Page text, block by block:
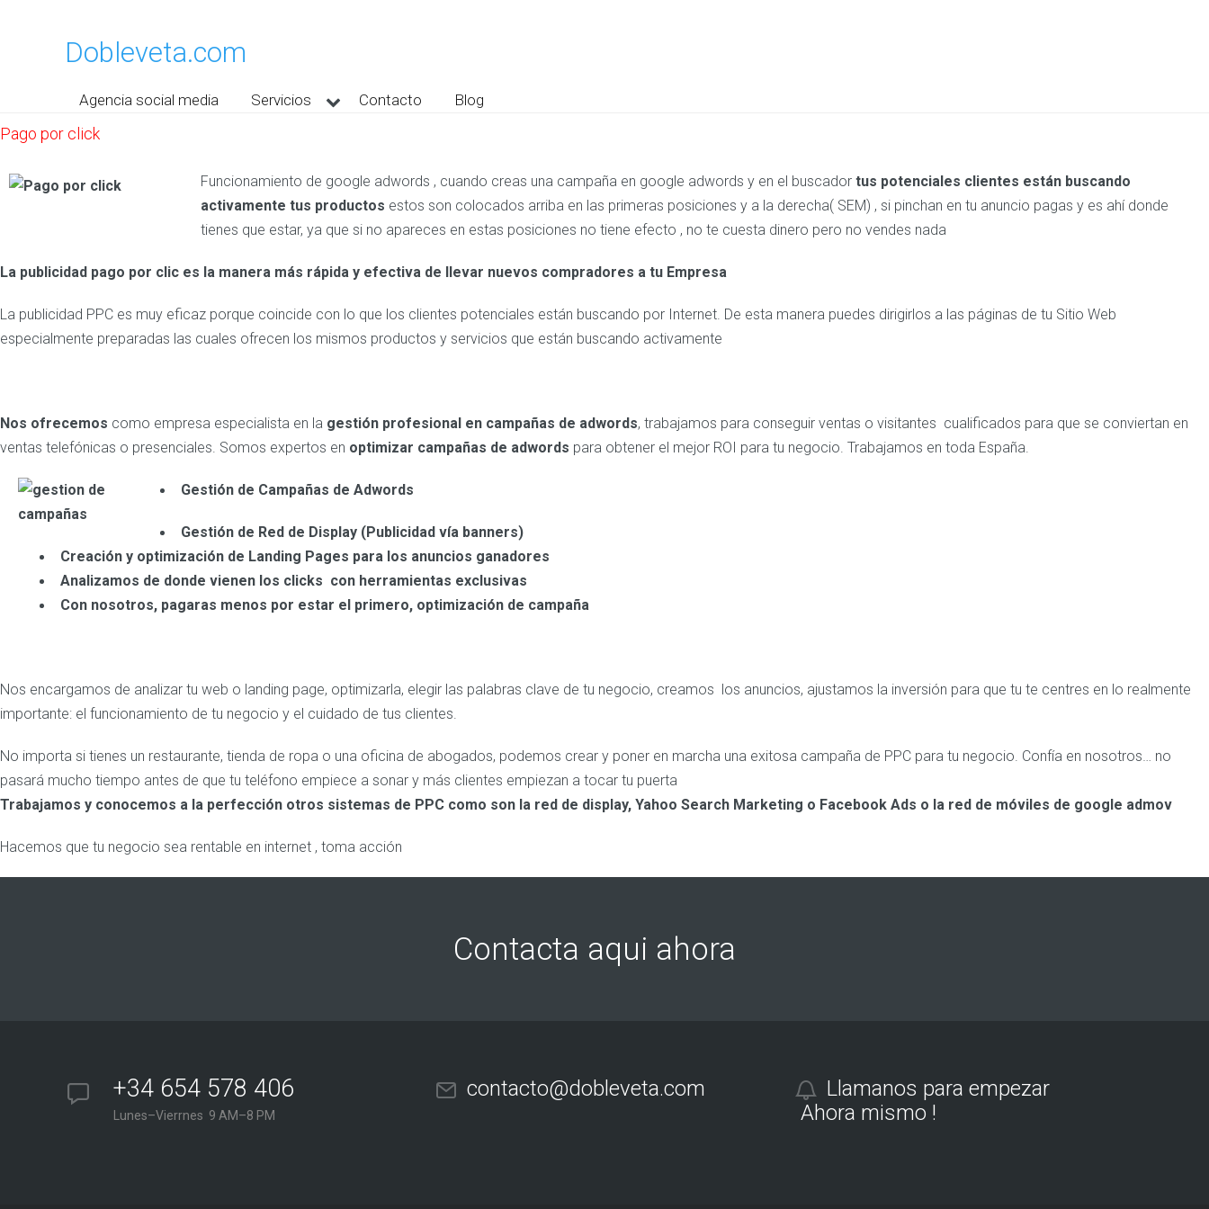
Dobleveta.com
Agencia social media Servicios Contacto Blog
Pago por click
Funcionamiento de google adwords , cuando creas una campaña en google adwords y en el buscador tus potenciales clientes están buscando
activamente tus productos estos son colocados arriba en las primeras posiciones y a la derecha( SEM) , si pinchan en tu anuncio pagas y es ahí donde
tienes que estar, ya que si no apareces en estas posiciones no tiene efecto , no te cuesta dinero pero no vendes nada
La publicidad pago por clic es la manera más rápida y efectiva de llevar nuevos compradores a tu Empresa
La publicidad PPC es muy eficaz porque coincide con lo que los clientes potenciales están buscando por Internet. De esta manera puedes dirigirlos a las páginas de tu Sitio Web
especialmente preparadas las cuales ofrecen los mismos productos y servicios que están buscando activamente
Nos ofrecemos como empresa especialista en la gestión profesional en campañas de adwords, trabajamos para conseguir ventas o visitantes cualificados para que se conviertan en
ventas telefónicas o presenciales. Somos expertos en optimizar campañas de adwords para obtener el mejor ROI para tu negocio. Trabajamos en toda España.
Gestión de Campañas de Adwords
Gestión de Red de Display (Publicidad vía banners)
Creación y optimización de Landing Pages para los anuncios ganadores
Analizamos de donde vienen los clicks con herramientas exclusivas
Con nosotros, pagaras menos por estar el primero, optimización de campaña
Nos encargamos de analizar tu web o landing page, optimizarla, elegir las palabras clave de tu negocio, creamos los anuncios, ajustamos la inversión para que tu te centres en lo realmente
importante: el funcionamiento de tu negocio y el cuidado de tus clientes.
No importa si tienes un restaurante, tienda de ropa o una oficina de abogados, podemos crear y poner en marcha una exitosa campaña de PPC para tu negocio. Confía en nosotros… no
pasará mucho tiempo antes de que tu teléfono empiece a sonar y más clientes empiezan a tocar tu puerta
Trabajamos y conocemos a la perfección otros sistemas de PPC como son la red de display, Yahoo Search Marketing o Facebook Ads o la red de móviles de google admov
Hacemos que tu negocio sea rentable en internet , toma acción
Contacta aqui ahora
+34 654 578 406
Lunes–Vierrnes 9 AM–8 PM
contacto@dobleveta.com
Llamanos para empezar
Ahora mismo !